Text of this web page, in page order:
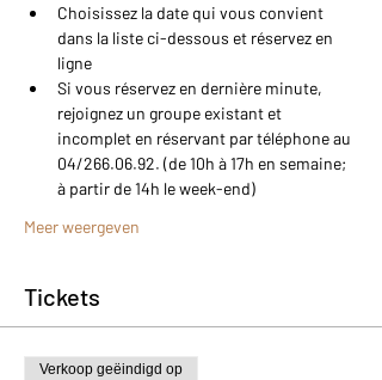
Choisissez la date qui vous convient
dans la liste ci-dessous et réservez en
ligne
Si vous réservez en dernière minute,
rejoignez un groupe existant et
incomplet en réservant par téléphone au
04/266.06.92. (de 10h à 17h en semaine;
à partir de 14h le week-end)
Meer weergeven
Tickets
Verkoop geëindigd op